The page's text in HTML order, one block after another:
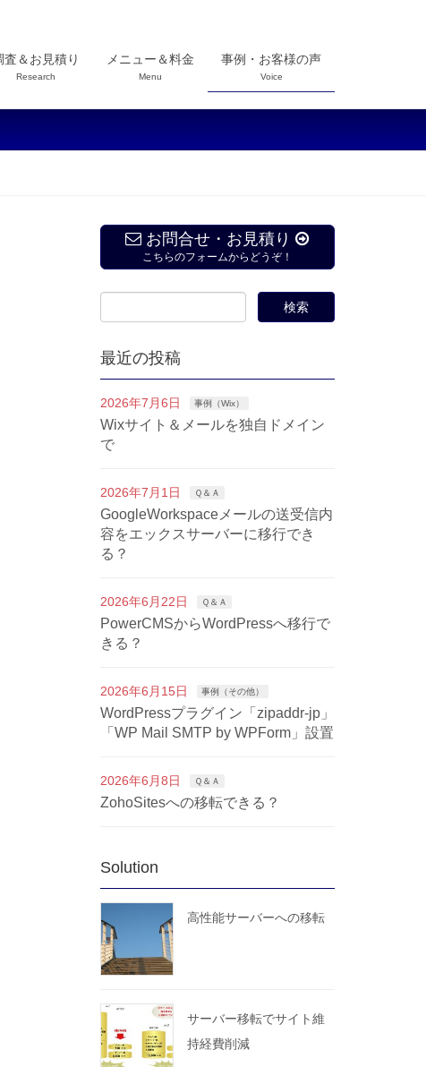
査＆お見積り
Research
メニュー＆料金
Menu
事例・お客様の声
Voice
お問合せ・お見積り
こちらのフォームからどうぞ！
最近の投稿
2026年7月6日 事例（Wix）
Wixサイト＆メールを独自ドメイン
で
2026年7月1日 Ｑ＆Ａ
GoogleWorkspaceメールの送受信内
容をエックスサーバーに移行でき
る？
2026年6月22日 Ｑ＆Ａ
PowerCMSからWordPressへ移行で
きる？
2026年6月15日 事例（その他）
WordPressプラグイン「zipaddr-jp」
「WP Mail SMTP by WPForm」設置
2026年6月8日 Ｑ＆Ａ
ZohoSitesへの移転できる？
Solution
高性能サーバーへの移転
サーバー移転でサイト維
持経費削減